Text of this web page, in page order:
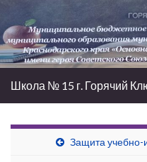
Школа № 15 г. Горячий
Защита учебно-